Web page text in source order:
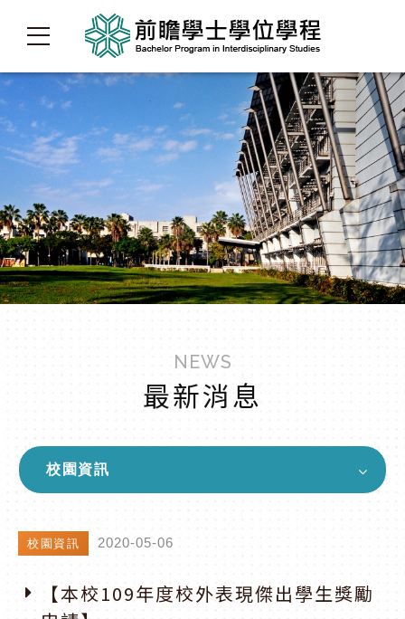
NEWS
最新消息
校園資訊
校園資訊 2020-05-06
【本校109年度校外表現傑出學生獎勵